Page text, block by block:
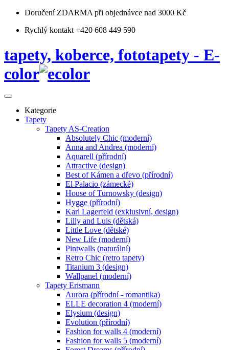
Doručení ZDARMA při objednávce nad 3000 Kč
Rychlý kontakt +420 608 449 590
tapety, koberce, fototapety - E-
color
Kategorie
Tapety
Tapety AS-Creation
Absolutely Chic (moderní)
Anna and Andrea (moderní)
Aquarell (přírodní)
Attractive (design)
Best of Kámen a dřevo (přírodní)
El Palacio (zámecké)
House of Turnowsky (design)
Hygge (přírodní)
Karl Lagerfeld (exklusivní, design)
Lilly and Luis (dětská)
Little Love (dětské)
New Life (moderní)
Pintwalls (naturální)
Retro Chic (retro tapety)
Titanium 3 (design)
Wallpanel (moderní)
Tapety Erismann
Aurora (přírodní - romantika)
ELLE decoration 4 (moderní)
Elysium (design)
Evolution (přírodní)
Fashion for walls 4 (moderní)
Fashion for walls 5 (moderní)